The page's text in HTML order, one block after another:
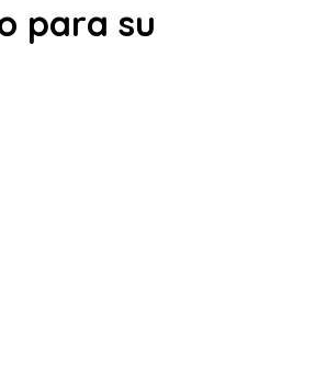
para su